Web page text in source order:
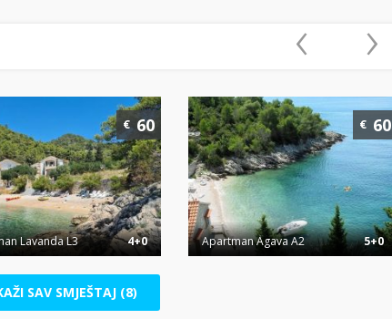
Lavanda L3 4+0
€60
Apartman Agava A2 5+0
€ 60
‹ ›
SAV SMJEŠTAJ (8)